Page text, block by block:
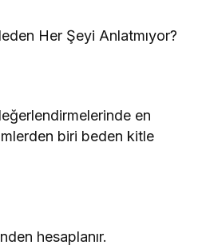
Her Şeyi Anlatmıyor?
en
biri beden kitle
hesaplanır.